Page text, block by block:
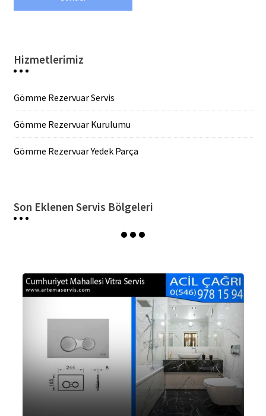
Hizmetlerimiz
Gömme Rezervuar Servis
Gömme Rezervuar Kurulumu
Gömme Rezervuar Yedek Parça
Son Eklenen Servis Bölgeleri